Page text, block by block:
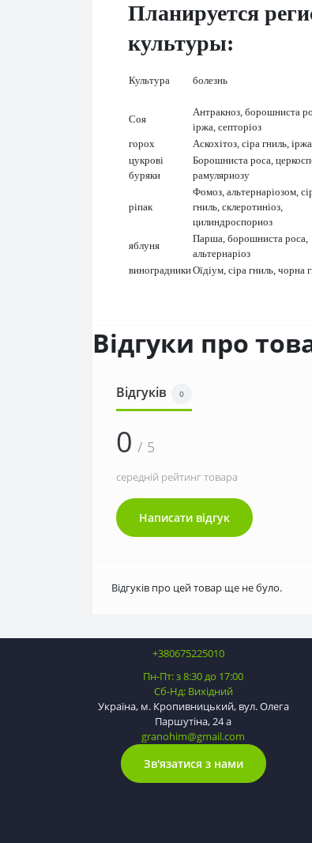
Планируется
культуры:
Культура болезнь
Соя
Антракноз, борошниста
іржа, септоріоз
горох
Аскохітоз, сіра гниль, іржа
цукрові
буряки
Борошниста роса,
рамуляриозу
ріпак
Фомоз, альтернаріозом,
гниль, склеротиніоз,
цилиндроспориоз
яблуня
Парша, борошниста роса,
альтернаріоз
виноградникиОїдіум, сіра гниль, чорна
Відгуки про
Відгуків 0
0 / 5
середній рейтинг товара
Написати відгук
Відгуків про цей товар ще не було.
+380675225010
Пн-Пт: з 8:30 до 17:00
Сб-Нд: Вихідний
Україна, м. Кропивницький, вул. Олега
Паршутіна, 24 а
granohim@gmail.com
Зв'язатися з нами